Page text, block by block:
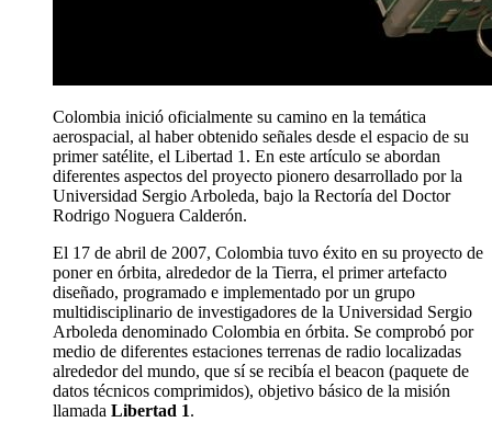
Colombia inició oficialmente su camino en la temática
aerospacial, al haber obtenido señales desde el espacio de su
primer satélite, el Libertad 1. En este artículo se abordan
diferentes aspectos del proyecto pionero desarrollado por la
Universidad Sergio Arboleda, bajo la Rectoría del Doctor
Rodrigo Noguera Calderón.
El 17 de abril de 2007, Colombia tuvo éxito en su proyecto de
poner en órbita, alrededor de la Tierra, el primer artefacto
diseñado, programado e implementado por un grupo
multidisciplinario de investigadores de la Universidad Sergio
Arboleda denominado Colombia en órbita. Se comprobó por
medio de diferentes estaciones terrenas de radio localizadas
alrededor del mundo, que sí se recibía el beacon (paquete de
datos técnicos comprimidos), objetivo básico de la misión
llamada Libertad 1.